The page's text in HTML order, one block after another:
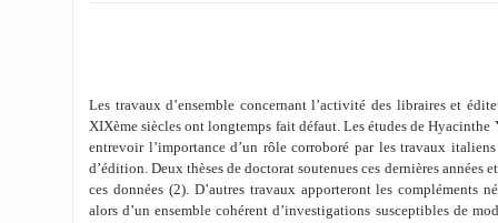
Les travaux d’ensemble concernant l’activité des libraires et
XIXème siècles ont longtemps fait défaut. Les études de Hyacinthe
entrevoir l’importance d’un rôle corroboré par les travaux
d’édition. Deux thèses de doctorat soutenues ces dernières années
ces données (2). D’autres travaux apporteront les compléments
alors d’un ensemble cohérent d’investigations susceptibles de